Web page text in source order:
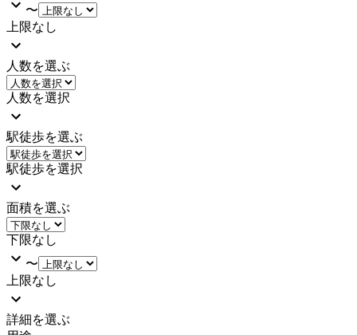
〜
上限なし
人数を選ぶ
人数を選択
駅徒歩を選ぶ
駅徒歩を選択
面積を選ぶ
下限なし
〜
上限なし
詳細を選ぶ